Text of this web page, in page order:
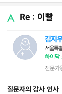
Re : 이빨
김지
서울특
하이닥
전문가
질문자의 감사 인사